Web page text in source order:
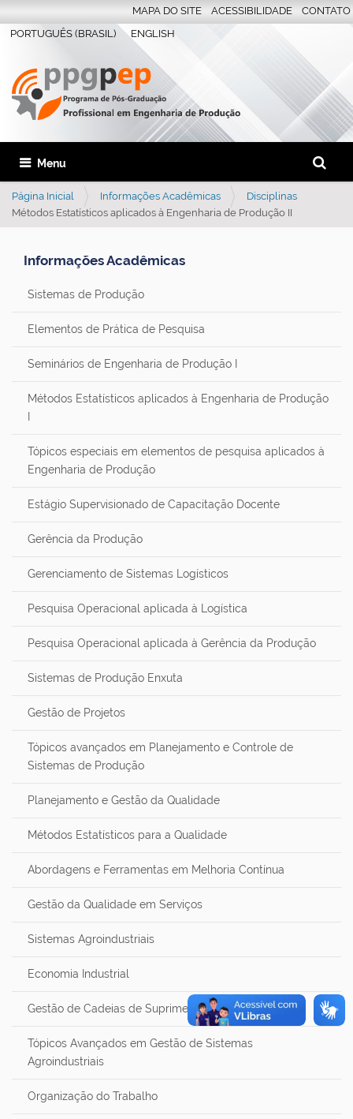
Busca
Busca
PORTUGUÊS (BRASIL) ENGLISH
MAPA DO SITE ACESSIBILIDADE CONTATO
Toggle navigation
Página Inicial Informações Acadêmicas
Disciplinas
Métodos Estatísticos aplicados à Engenharia de Produção II
Informações Acadêmicas
Sistemas de Produção
Elementos de Prática de Pesquisa
Seminários de Engenharia de Produção I
Métodos Estatísticos aplicados à Engenharia de Produção
Tópicos especiais em elementos de pesquisa aplicados à
Engenharia de Produção
Estágio Supervisionado de Capacitação Docente
Gerência da Produção
Gerenciamento de Sistemas Logísticos
Pesquisa Operacional aplicada à Logística
Pesquisa Operacional aplicada à Gerência da Produção
Sistemas de Produção Enxuta
Gestão de Projetos
Tópicos avançados em Planejamento e Controle de
Sistemas de Produção
Planejamento e Gestão da Qualidade
Métodos Estatísticos para a Qualidade
Abordagens e Ferramentas em Melhoria Contínua
Gestão da Qualidade em Serviços
Sistemas Agroindustriais
Economia Industrial
Gestão de Cadeias de Suprimentos
Tópicos Avançados em Gestão de Sistemas
Agroindustriais
Organização do Trabalho